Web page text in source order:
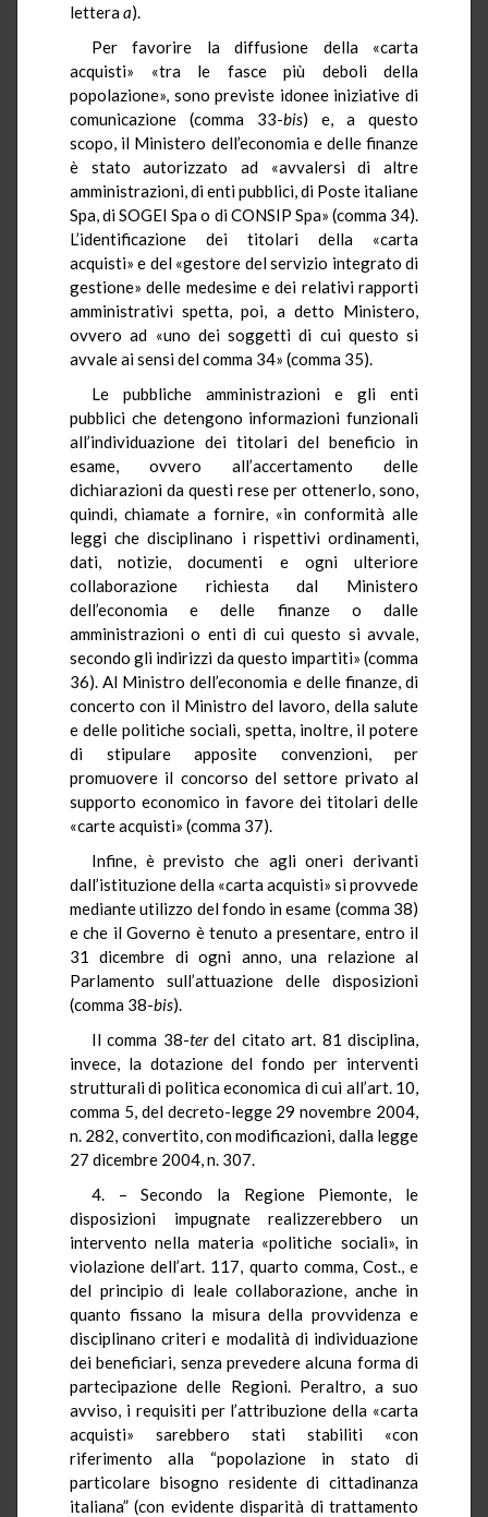
letteraa).
Per favorire la diffusione della «carta
acquisti» «tra le fasce più deboli della
popolazione», sono previste idonee iniziative di
comunicazione (comma 33-bis) e, a questo
scopo, il Ministero dell’economia e delle finanze
è stato autorizzato ad «avvalersi di altre
amministrazioni, di enti pubblici, di Poste italiane
Spa, di SOGEI Spa o di CONSIP Spa» (comma 34).
L’identificazione dei titolari della «carta
acquisti» e del «gestore del servizio integrato di
gestione» delle medesime e dei relativi rapporti
amministrativi spetta, poi, a detto Ministero,
ovvero ad «uno dei soggetti di cui questo si
avvale ai sensi del comma 34» (comma 35).
Le pubbliche amministrazioni e gli enti
pubblici che detengono informazioni funzionali
all’individuazione dei titolari del beneficio in
esame, ovvero all’accertamento delle
dichiarazioni da questi rese per ottenerlo, sono,
quindi, chiamate a fornire, «in conformità alle
leggi che disciplinano i rispettivi ordinamenti,
dati, notizie, documenti e ogni ulteriore
collaborazione richiesta dal Ministero
dell’economia e delle finanze o dalle
amministrazioni o enti di cui questo si avvale,
secondo gli indirizzi da questo impartiti» (comma
36). Al Ministro dell’economia e delle finanze, di
concerto con il Ministro del lavoro, della salute
e delle politiche sociali, spetta, inoltre, il potere
di stipulare apposite convenzioni, per
promuovere il concorso del settore privato al
supporto economico in favore dei titolari delle
«carte acquisti» (comma 37).
Infine, è previsto che agli oneri derivanti
dall’istituzione della «carta acquisti» si provvede
mediante utilizzo del fondo in esame (comma 38)
e che il Governo è tenuto a presentare, entro il
31 dicembre di ogni anno, una relazione al
Parlamento sull’attuazione delle disposizioni
(comma 38-bis).
Il comma 38-terdel citato art. 81 disciplina,
invece, la dotazione del fondo per interventi
strutturali di politica economica di cui all’art. 10,
comma 5, del decreto-legge 29 novembre 2004,
n. 282, convertito, con modificazioni, dalla legge
27 dicembre 2004, n. 307.
4. – Secondo la Regione Piemonte, le
disposizioni impugnate realizzerebbero un
intervento nella materia «politiche sociali», in
violazione dell’art. 117, quarto comma, Cost., e
del principio di leale collaborazione, anche in
quanto fissano la misura della provvidenza e
disciplinano criteri e modalità di individuazione
dei beneficiari, senza prevedere alcuna forma di
partecipazione delle Regioni. Peraltro, a suo
avviso, i requisiti per l’attribuzione della «carta
acquisti» sarebbero stati stabiliti «con
riferimento alla “popolazione in stato di
particolare bisogno residente di cittadinanza
italiana” (con evidente disparità di trattamento